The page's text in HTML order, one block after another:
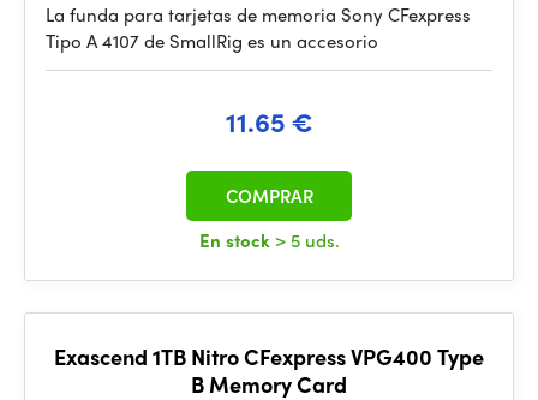
La funda para tarjetas de memoria Sony CFexpress
Tipo A 4107 de SmallRig es un accesorio
11.65 €
En stock > 5 uds.
COMPRAR
Exascend 1TB Nitro CFexpress VPG400 Type
B Memory Card